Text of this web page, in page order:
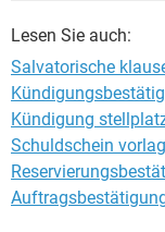
Lesen Sie auch:
Salvatorische
Kündigung
Schuldschein